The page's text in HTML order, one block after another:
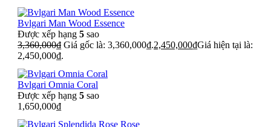
Bvlgari Man Wood Essence
Được xếp hạng 5 sao
3,360,000₫ Giá gốc là: 3,360,000₫.2,450,000₫Giá hiện tại là:
2,450,000₫.
Bvlgari Omnia Coral
Được xếp hạng 5 sao
1,650,000₫